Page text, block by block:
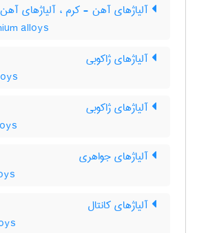
آلیاژهای آهن - کرم ، آلیاژهای
alloys
آلیاژهای ژاکوبی
آلیاژهای ژاکوبی
آلیاژهای جواهری
آلیاژهای کانتال